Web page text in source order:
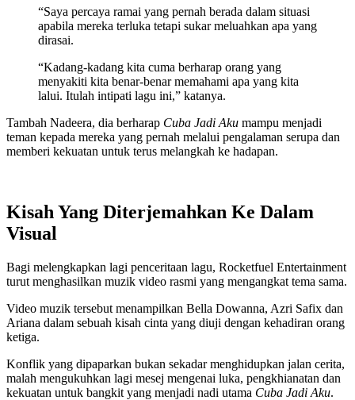
“Saya percaya ramai yang pernah berada dalam situasi
apabila mereka terluka tetapi sukar meluahkan apa yang
dirasai.
“Kadang-kadang kita cuma berharap orang yang
menyakiti kita benar-benar memahami apa yang kita
lalui. Itulah intipati lagu ini,” katanya.
Tambah Nadeera, dia berharap Cuba Jadi Aku mampu menjadi
teman kepada mereka yang pernah melalui pengalaman serupa dan
memberi kekuatan untuk terus melangkah ke hadapan.
Kisah Yang Diterjemahkan Ke Dalam
Visual
Bagi melengkapkan lagi penceritaan lagu, Rocketfuel Entertainment
turut menghasilkan muzik video rasmi yang mengangkat tema sama.
Video muzik tersebut menampilkan Bella Dowanna, Azri Safix dan
Ariana dalam sebuah kisah cinta yang diuji dengan kehadiran orang
ketiga.
Konflik yang dipaparkan bukan sekadar menghidupkan jalan cerita,
malah mengukuhkan lagi mesej mengenai luka, pengkhianatan dan
kekuatan untuk bangkit yang menjadi nadi utama Cuba Jadi Aku.